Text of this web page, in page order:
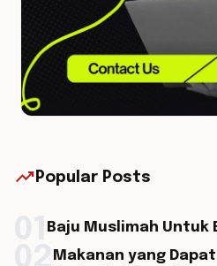
trending_up Popular Posts
Baju Muslimah Untuk
Makanan yang